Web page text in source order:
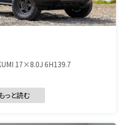
17×8.0J 6H139.7
っと読む